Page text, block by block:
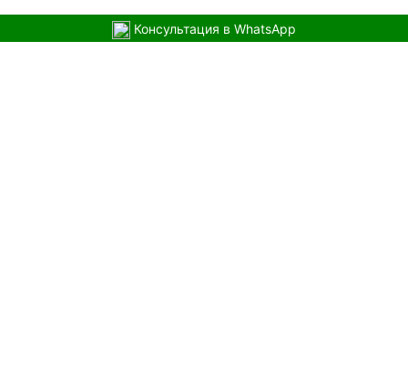
Консультация в WhatsApp